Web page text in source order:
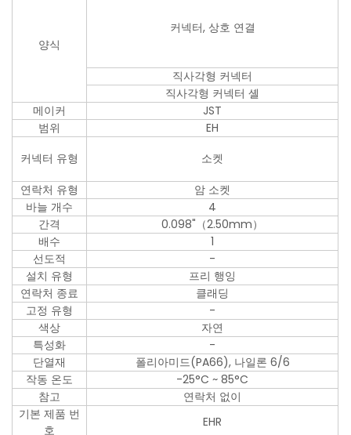
양식
커넥터, 상호 연결
직사각형 커넥터
직사각형 커넥터 셸
메이커
JST
범위
EH
커넥터 유형
소켓
연락처 유형
암 소켓
바늘 개수
4
간격
0.098"（2.50mm）
배수
1
선도적
-
설치 유형
프리 행잉
연락처 종료
클래딩
고정 유형
-
색상
자연
특성화
-
단열재
폴리아미드(PA66), 나일론 6/6
작동 온도
-25°C ~ 85°C
참고
연락처 없이
기본 제품 번
호
EHR